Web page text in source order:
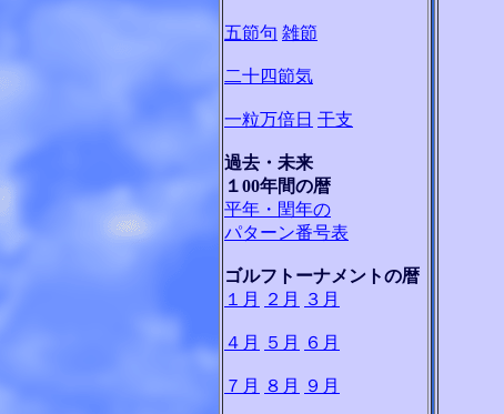
五節句 雑節
二十四節気
一粒万倍日 干支
過去・未来
１00年間の暦
平年・閏年の
パターン番号表
ゴルフトーナメントの暦
１月
２月 ３月
４月 ５月 ６月
７月 ８月 ９月